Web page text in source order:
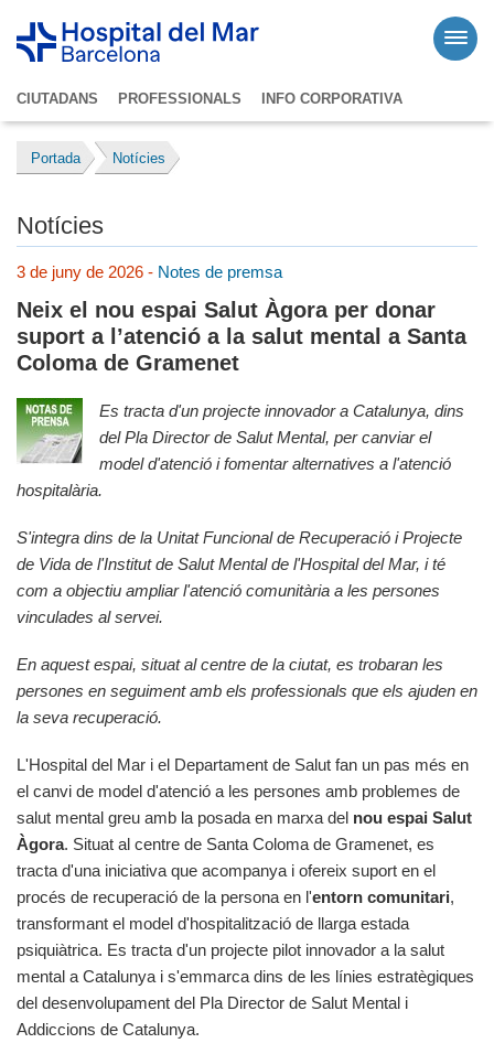
CIUTADANS PROFESSIONALS INFO CORPORATIVA
Portada Notícies
Notícies
3 de juny de 2026 - Notes de premsa
Neix el nou espai Salut Àgora per donar
suport a l’atenció a la salut mental a Santa
Coloma de Gramenet
Es tracta d'un projecte innovador a Catalunya, dins
del Pla Director de Salut Mental, per canviar el
model d'atenció i fomentar alternatives a l'atenció
hospitalària.
S'integra dins de la Unitat Funcional de Recuperació i Projecte
de Vida de l'Institut de Salut Mental de l'Hospital del Mar, i té
com a objectiu ampliar l'atenció comunitària a les persones
vinculades al servei.
En aquest espai, situat al centre de la ciutat, es trobaran les
persones en seguiment amb els professionals que els ajuden en
la seva recuperació.
L'Hospital del Mar i el Departament de Salut fan un pas més en
el canvi de model d'atenció a les persones amb problemes de
salut mental greu amb la posada en marxa del nou espai Salut
Àgora. Situat al centre de Santa Coloma de Gramenet, es
tracta d'una iniciativa que acompanya i ofereix suport en el
procés de recuperació de la persona en l'entorn comunitari,
transformant el model d'hospitalització de llarga estada
psiquiàtrica. Es tracta d'un projecte pilot innovador a la salut
mental a Catalunya i s'emmarca dins de les línies estratègiques
del desenvolupament del Pla Director de Salut Mental i
Addiccions de Catalunya.